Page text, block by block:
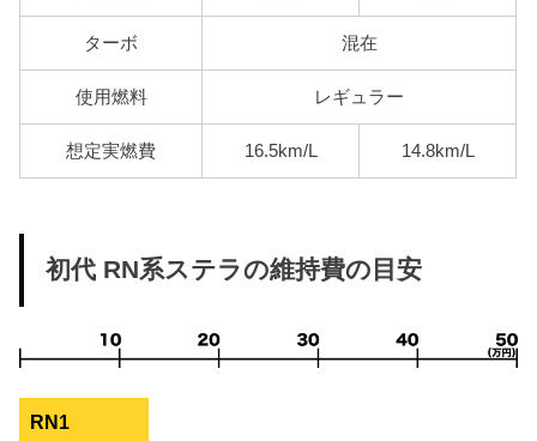
ターボ 混在
使用燃料 レギュラー
想定実燃費 16.5km/L 14.8km/L
初代 RN系ステラの維持費の目安
RN1